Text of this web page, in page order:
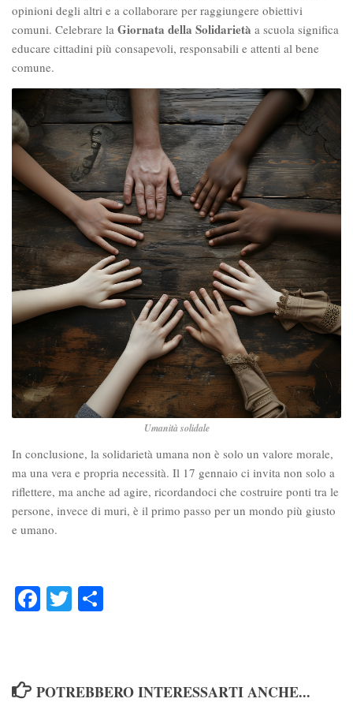
opinioni degli altri e a collaborare per raggiungere obiettivi
comuni. Celebrare la Giornata della Solidarietà a scuola significa
educare cittadini più consapevoli, responsabili e attenti al bene
comune.
Umanità solidale
In conclusione, la solidarietà umana non è solo un valore morale,
ma una vera e propria necessità. Il 17 gennaio ci invita non solo a
riflettere, ma anche ad agire, ricordandoci che costruire ponti tra le
persone, invece di muri, è il primo passo per un mondo più giusto
e umano.
FacebookTwitter
POTREBBERO INTERESSARTI ANCHE...